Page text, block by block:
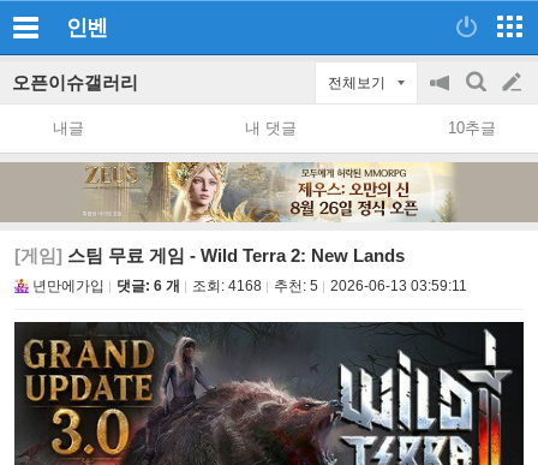
인벤
오픈이슈갤러리 전체보기
공
지
on/off
검
색
글
쓰
내글 내 댓글 10추글
[게임] 스팀 무료 게임 - Wild Terra 2: New Lands
년만에가입 댓글: 6 개 조회: 4168 추천: 5 2026-06-13 03:59:11